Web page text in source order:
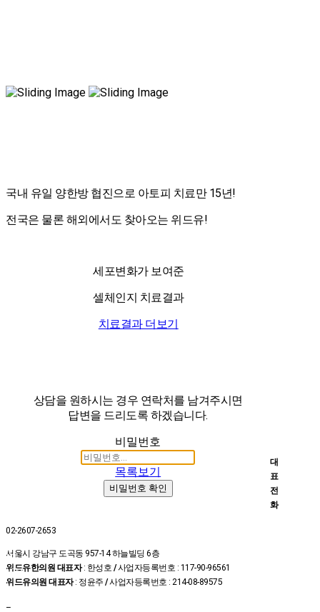
국내 유일 양한방 협진으로 아토피 치료만 15년!
전국은 물론 해외에서도 찾아오는 위드유!
세포변화가 보여준
셀체인지 치료결과
치료결과 더보기
상담을 원하시는 경우 연락처를 남겨주시면
답변을 드리도록 하겠습니다.
비밀번호
목록보기
비밀번호 확인
대
표
전
화
02-2607-2653
서울시 강남구 도곡동 957-14 하늘빌딩 6층
위드유한의원 대표자: 한성호 /사업자등록번호 : 117-90-96561
위드유의원 대표자: 정윤주 /사업자등록번호 : 214-08-89575
–
예약
상담신
청